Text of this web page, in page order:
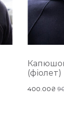
Капюшон
(фіолет)
400.00₴